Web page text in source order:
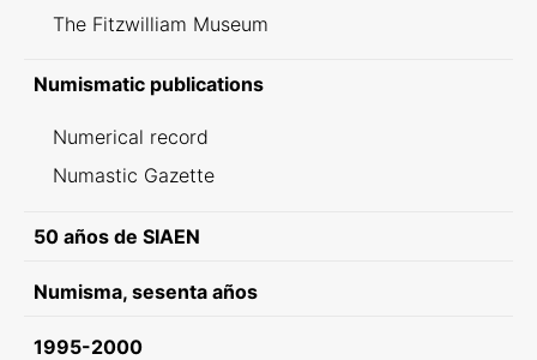
The Fitzwilliam Museum
Numismatic publications
Numerical record
Numastic Gazette
50 años de SIAEN
Numisma, sesenta años
1995-2000